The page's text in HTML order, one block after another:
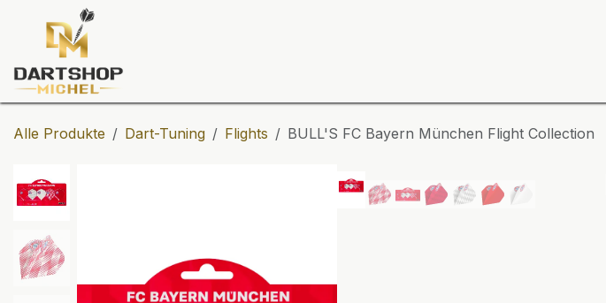
Zum Inhalt springen
Alle Produkte Dart-Tuning Flights BULL'S FC Bayern München Flight Collection